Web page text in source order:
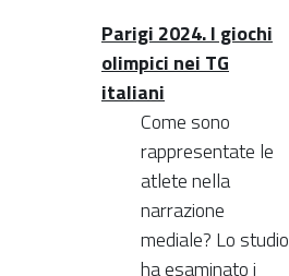
Parigi 2024. I giochi
olimpici nei TG
italiani
Come sono
rappresentate le
atlete nella
narrazione
mediale? Lo studio
ha esaminato i